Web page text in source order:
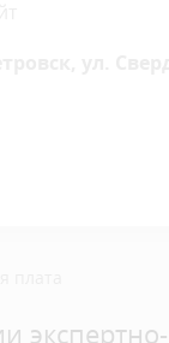
экспертно-